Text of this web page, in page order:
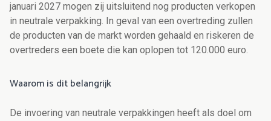
januari 2027 mogen zij uitsluitend nog producten verkopen
in neutrale verpakking. In geval van een overtreding zullen
de producten van de markt worden gehaald en riskeren de
overtreders een boete die kan oplopen tot 120.000 euro.
Waarom is dit belangrijk
De invoering van neutrale verpakkingen heeft als doel om